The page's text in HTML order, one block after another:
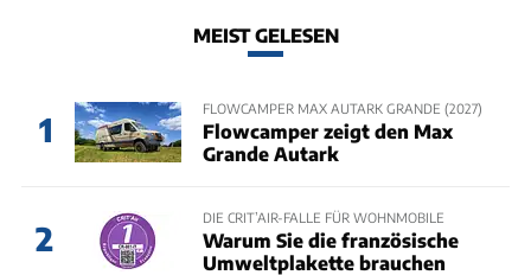
MEIST GELESEN
1
FLOWCAMPER MAX AUTARK GRANDE (2027)
Flowcamper zeigt den Max
Grande Autark
2
DIE CRIT’AIR-FALLE FÜR WOHNMOBILE
Warum Sie die französische
Umweltplakette brauchen